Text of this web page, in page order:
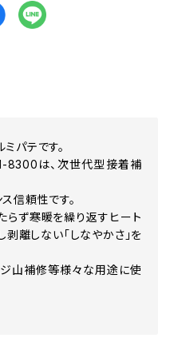
パテです。
8300は、次世代型接着補
信頼性です。
らず寒暖を繰り返すヒート
離しない「しなやかさ」を
ジ山補修等様々な用途に使